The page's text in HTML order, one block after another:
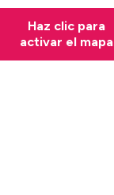
Haz clic para
activar el mapa